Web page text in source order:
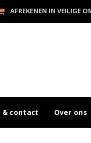
AFREKENEN IN VEILIGE
& contact Over ons